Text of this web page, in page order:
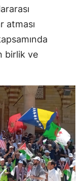
atması
birlik ve